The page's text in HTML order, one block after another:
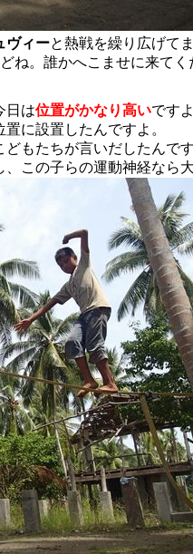
ヴィーと熱戦を繰り広げてま
ね。誰かへこませに来てく
日は位置がかなり高いです
に設置したんですよ。
もたちが言いだしたんです
、この子らの運動神経なら